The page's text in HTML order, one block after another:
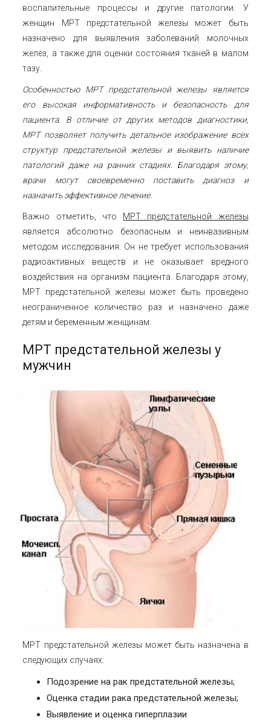
воспалительные процессы и другие патологии. У
женщин МРТ предстательной железы может быть
назначено для выявления заболеваний молочных
желез, а также для оценки состояния тканей в малом
тазу.
Особенностью МРТ предстательной железы является
его высокая информативность и безопасность для
пациента. В отличие от других методов диагностики,
МРТ позволяет получить детальное изображение всех
структур предстательной железы и выявить наличие
патологий даже на ранних стадиях. Благодаря этому,
врачи могут своевременно поставить диагноз и
назначить эффективное лечение.
Важно отметить, что МРТ предстательной железы
является абсолютно безопасным и неинвазивным
методом исследования. Он не требует использования
радиоактивных веществ и не оказывает вредного
воздействия на организм пациента. Благодаря этому,
МРТ предстательной железы может быть проведено
неограниченное количество раз и назначено даже
детям и беременным женщинам.
МРТ предстательной железы у
мужчин
МРТ предстательной железы может быть назначена в
следующих случаях:
Подозрение на рак предстательной железы;
Оценка стадии рака предстательной железы;
Выявление и оценка гиперплазии